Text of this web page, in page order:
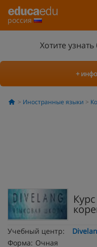
россия
Хотите
+
Иностранные языки
Учебный центр:
Форма: Очная